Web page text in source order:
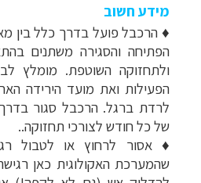
מידע חשוב
♦ הרכבל פועל בדרך כלל בין
הפתיחה והסגירה משתנים
ולתחזוקה השוטפת. מומלץ
הפעילות ואת מועד הירידה
לרדת ברגל. הרכבל סגור
של כל חודש לצורכי תחזוקה..
♦ אסור לרחוץ או לטבול
שהמערכת האקולוגית כאן